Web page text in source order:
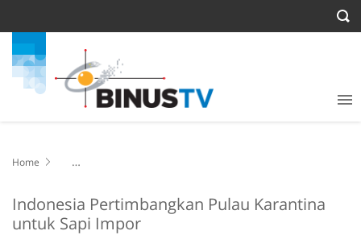
Home
Indonesia Pertimbangkan Pulau Karantina
untuk Sapi Impor